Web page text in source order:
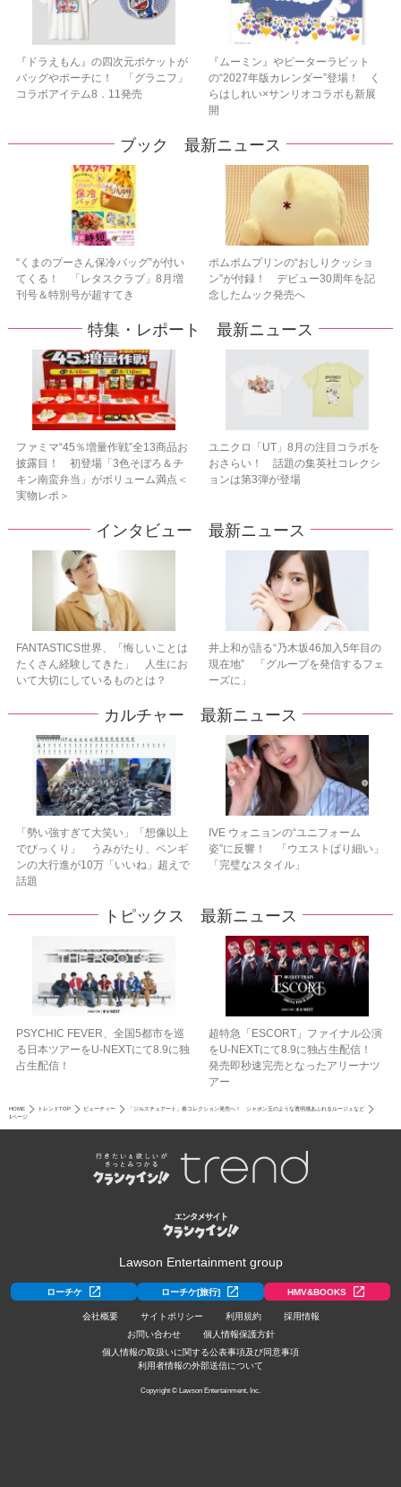
『ドラえもん』の四次元ポケットが
バッグやポーチに！ 「グラニフ」
コラボアイテム8．11発売
『ムーミン』やピーターラビット
の“2027年版カレンダー”登場！ く
らはしれい×サンリオコラボも新展
開
ブック 最新ニュース
“くまのプーさん保冷バッグ”が付い
てくる！ 「レタスクラブ」8月増
刊号＆特別号が超すてき
ポムポムプリンの“おしりクッショ
ン”が付録！ デビュー30周年を記
念したムック発売へ
特集・レポート 最新ニュース
ファミマ“45％増量作戦”全13商品お
披露目！ 初登場「3色そぼろ＆チ
キン南蛮弁当」がボリューム満点＜
実物レポ＞
ユニクロ「UT」8月の注目コラボを
おさらい！ 話題の集英社コレクシ
ョンは第3弾が登場
インタビュー 最新ニュース
FANTASTICS世界、「悔しいことは
たくさん経験してきた」 人生にお
いて大切にしているものとは？
井上和が語る“乃木坂46加入5年目の
現在地” 「グループを発信するフェ
ーズに」
カルチャー 最新ニュース
「勢い強すぎて大笑い」「想像以上
でびっくり」 うみがたり、ペンギ
ンの大行進が10万「いいね」超えで
話題
IVE ウォニョンの“ユニフォーム
姿”に反響！ 「ウエストばり細い」
「完璧なスタイル」
トピックス 最新ニュース
PSYCHIC FEVER、全国5都市を巡
る日本ツアーをU‐NEXTにて8.9に独
占生配信！
超特急「ESCORT」ファイナル公演
をU-NEXTにて8.9に独占生配信！
発売即秒速完売となったアリーナツ
アー
HOME トレンドTOP ビューティー
「ジルスチュアート」春コレクション発売へ！ シャボン玉のような透明感あふれるルージュなど
1ページ
Lawson Entertainment group
ローチケ ローチケ[旅行] HMV&BOOKS
会社概要 サイトポリシー 利用規約
採用情報
お問い合わせ
個人情報保護方針
個人情報の取扱いに関する公表事項及び同意事項
利用者情報の外部送信について
Copyright © Lawson Entertainment, Inc.